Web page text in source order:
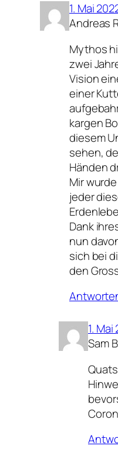
1. Mai
Andreas
Mythos
zwei
Vision
einer
kargen
diesem
sehen,
Händen
Mir
jeder
Dank
nun
sich bei
den
1. Mai
Sam